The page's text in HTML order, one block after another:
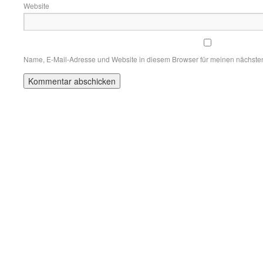
Website
Name, E-Mail-Adresse und Website in diesem Browser für meinen